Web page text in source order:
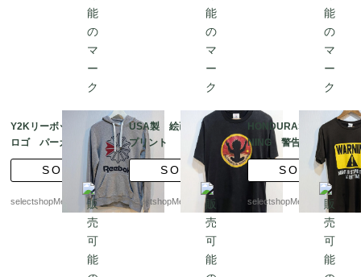
Y2Kリーボックビッグ
ロゴ パーカー - Sサイ
ズ-Mサイズ グレー
フード reebok ユー
SOLD
selectshopMerci.
USA製 絵画のような
プリント アロハ チ
ャレンジ Tシャツ
XLサイズ ブラック
コットン ポリエステ
ル
SOLD
selectshopMerci.
HONDURAS製 WAR
NING 警告プリント
STUPID Tシャツ
Mサイズ ブラウン
コットン
SOLD
selectshopMerci.